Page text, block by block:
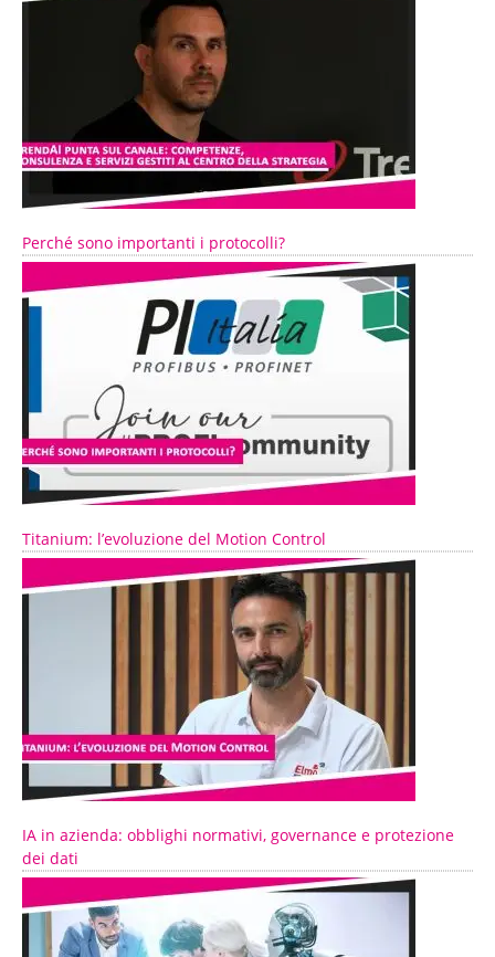
Perché sono importanti i protocolli?
Titanium: l’evoluzione del Motion Control
IA in azienda: obblighi normativi, governance e protezione
dei dati